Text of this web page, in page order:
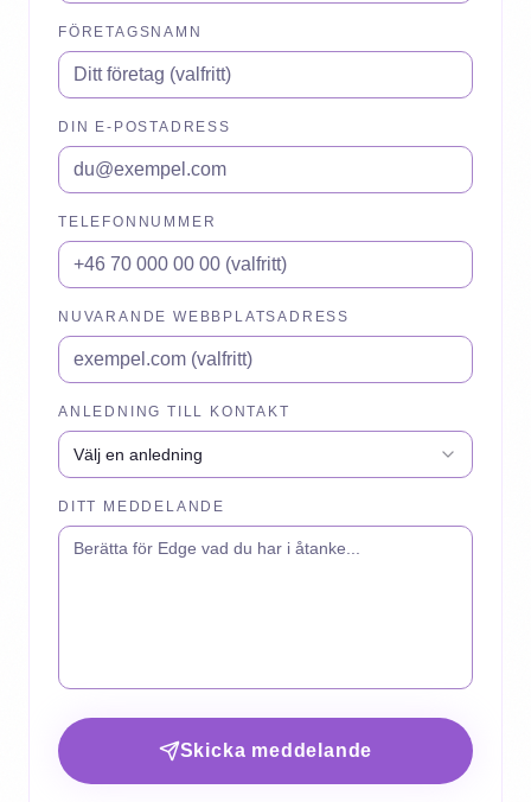
FÖRETAGSNAMN
DIN E-POSTADRESS
TELEFONNUMMER
NUVARANDE WEBBPLATSADRESS
ANLEDNING TILL KONTAKT
Välj en anledning
DITT MEDDELANDE
Skicka meddelande